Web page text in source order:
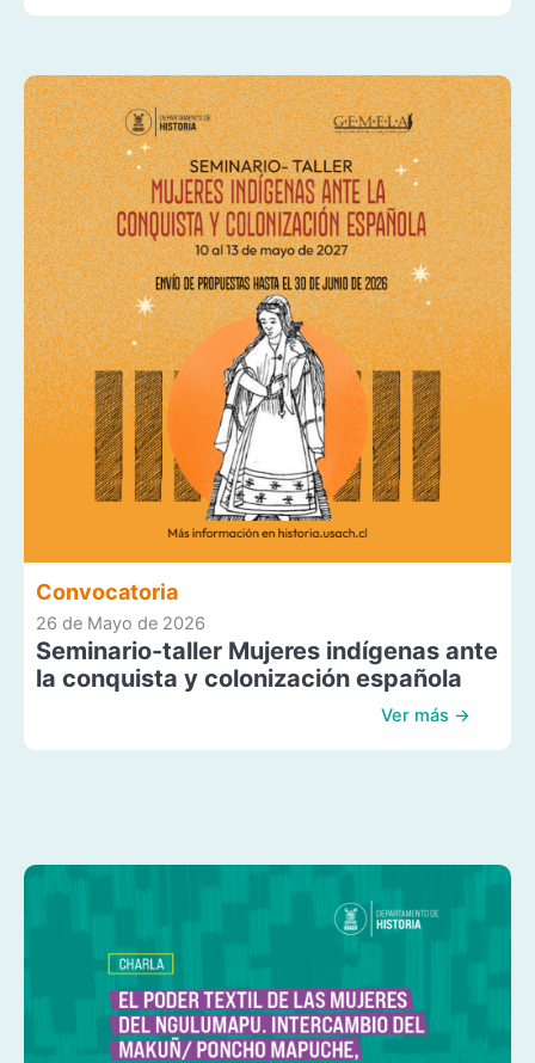
Convocatoria
26 de Mayo de 2026
Seminario-taller Mujeres indígenas ante
la conquista y colonización española
Ver más →